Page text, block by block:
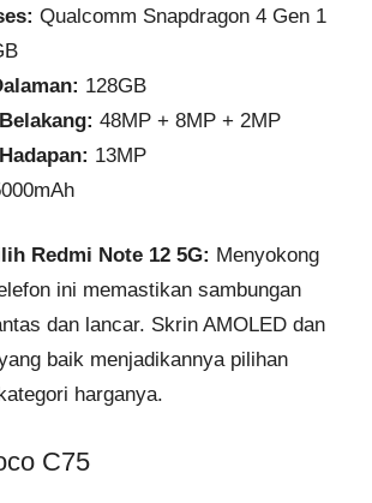
Qualcomm Snapdragon 4 Gen 1
128GB
48MP + 8MP + 2MP
13MP
Redmi Note 12 5G: Menyokong
ini memastikan sambungan
dan lancar. Skrin AMOLED dan
baik menjadikannya pilihan
harganya.
C75